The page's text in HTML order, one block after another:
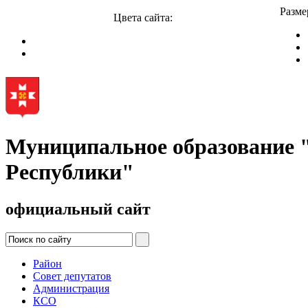
Цвета сайта:
Муниципальное
Республики"
официальный сайт
Район
Совет депутатов
Администрация
КСО